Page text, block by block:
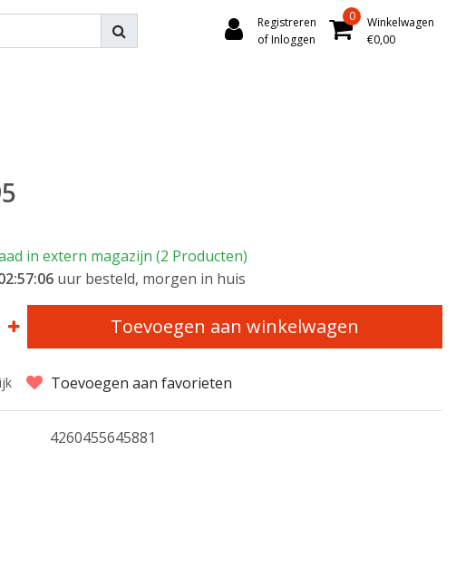
Registreren
of Inloggen
0
Winkelwagen
€0,00
in extern magazijn (2 Producten)
uur besteld, morgen in huis
Toevoegen aan winkelwagen
Toevoegen aan favorieten
4260455645881